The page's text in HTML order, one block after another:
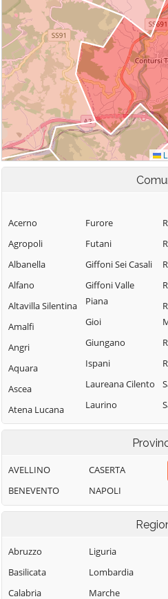
Acerno
Agropoli
Albanella
Alfano
Altavilla Silentina
Amalfi
Angri
Aquara
Ascea
Atena Lucana
Atrani
Baronissi
Battipaglia
Bellizzi
Bracigliano
Buccino
Buonabitacolo
Furore
Futani
Giffoni Sei Casali
Giffoni Valle
Piana
Gioi
Giungano
Ispani
Laureana Cilento
Laurino
Laurito
Lustra
Magliano Vetere
Maiori
Mercato San
Severino
Minori
Moio della
AVELLINO
BENEVENTO
CASERTA
NAPOLI
Abruzzo
Basilicata
Calabria
Liguria
Lombardia
Marche